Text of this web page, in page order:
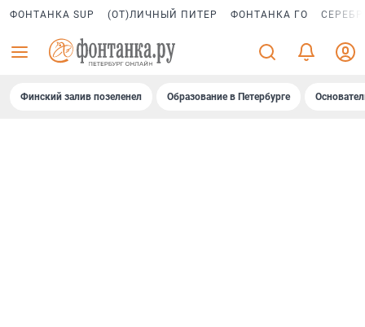
ФОНТАНКА SUP (ОТ)ЛИЧНЫЙ ПИТЕР ФОНТАНКА ГО
Финский залив позеленел Образование в Петербурге